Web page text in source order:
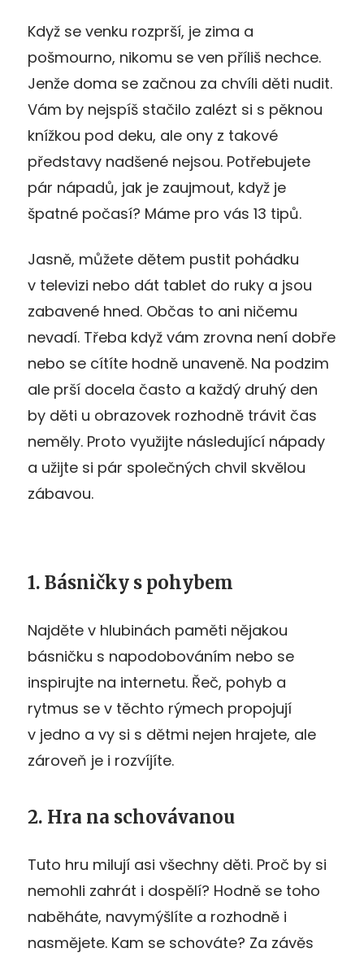
Když se venku rozprší, je zima a
pošmourno, nikomu se ven příliš nechce.
Jenže doma se začnou za chvíli děti nudit.
Vám by nejspíš stačilo zalézt si s pěknou
knížkou pod deku, ale ony z takové
představy nadšené nejsou. Potřebujete
pár nápadů, jak je zaujmout, když je
špatné počasí? Máme pro vás 13 tipů.
Jasně, můžete dětem pustit pohádku
v televizi nebo dát tablet do ruky a jsou
zabavené hned. Občas to ani ničemu
nevadí. Třeba když vám zrovna není dobře
nebo se cítíte hodně unaveně. Na podzim
ale prší docela často a každý druhý den
by děti u obrazovek rozhodně trávit čas
neměly. Proto využijte následující nápady
a užijte si pár společných chvil skvělou
zábavou.
1. Básničky s pohybem
Najděte v hlubinách paměti nějakou
básničku s napodobováním nebo se
inspirujte na internetu. Řeč, pohyb a
rytmus se v těchto rýmech propojují
v jedno a vy si s dětmi nejen hrajete, ale
zároveň je i rozvíjíte.
2. Hra na schovávanou
Tuto hru milují asi všechny děti. Proč by si
nemohli zahrát i dospělí? Hodně se toho
naběháte, navymýšlíte a rozhodně i
nasmějete. Kam se schováte? Za závěs